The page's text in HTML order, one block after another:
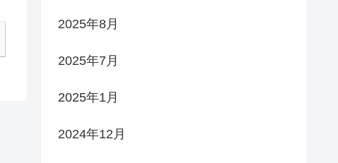
2025年8月
2025年7月
2025年1月
2024年12月